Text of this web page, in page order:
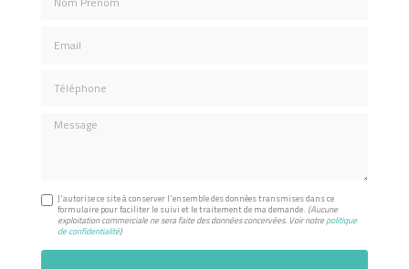
Message
J'autorise ce site à conserver l'ensemble des données transmises dans ce
formulaire pour faciliter le suivi et le traitement de ma demande. (Aucune
exploitation commerciale ne sera faite des données concervées. Voir notrepolitique
de confidentialité)